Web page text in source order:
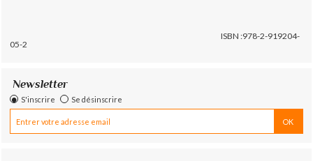
ISBN :978-2-919204-
05-2
Newsletter
S'inscrire Se désinscrire